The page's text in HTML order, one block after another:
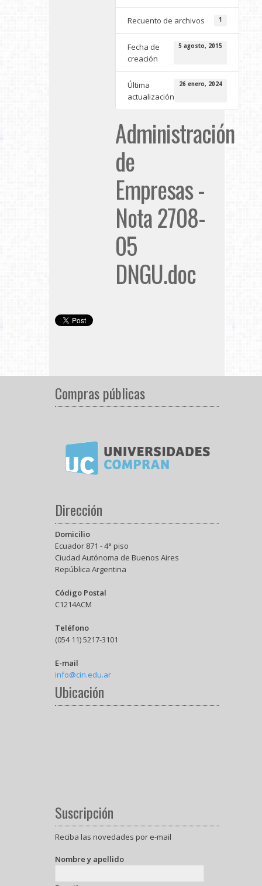
Recuento de archivos 1
Fecha de
creación
5 agosto, 2015
Última
actualización
26 enero, 2024
Administración
de
Empresas -
Nota 2708-
05
DNGU.doc
Compras públicas
Dirección
Domicilio
Ecuador 871 - 4° piso
Ciudad Autónoma de Buenos Aires
República Argentina
Código Postal
C1214ACM
Teléfono
(054 11) 5217-3101
E-mail
info@cin.edu.ar
Ubicación
Suscripción
Reciba las novedades por e-mail
Nombre y apellido